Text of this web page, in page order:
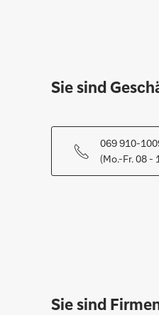
Sie sind
069 910-
(Mo.-Fr. 08 -
Sie sind